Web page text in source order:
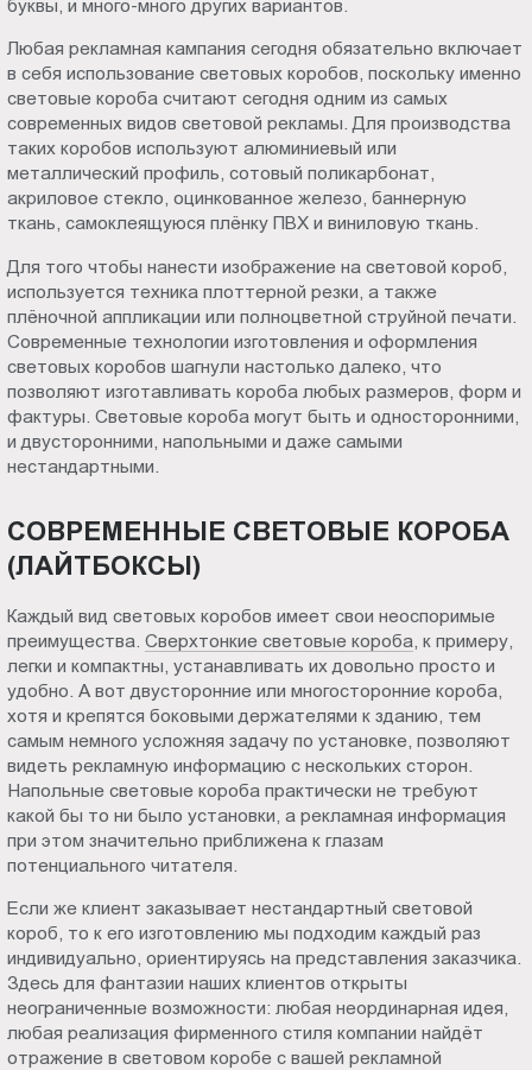
буквы, и много-много других вариантов.
Любая рекламная кампания сегодня обязательно включает
в себя использование световых коробов, поскольку именно
световые короба считают сегодня одним из самых
современных видов световой рекламы. Для производства
таких коробов используют алюминиевый или
металлический профиль, сотовый поликарбонат,
акриловое стекло, оцинкованное железо, баннерную
ткань, самоклеящуюся плёнку ПВХ и виниловую ткань.
Для того чтобы нанести изображение на световой короб,
используется техника плоттерной резки, а также
плёночной аппликации или полноцветной струйной печати.
Современные технологии изготовления и оформления
световых коробов шагнули настолько далеко, что
позволяют изготавливать короба любых размеров, форм и
фактуры. Световые короба могут быть и односторонними,
и двусторонними, напольными и даже самыми
нестандартными.
СОВРЕМЕННЫЕ СВЕТОВЫЕ КОРОБА
(ЛАЙТБОКСЫ)
Каждый вид световых коробов имеет свои неоспоримые
преимущества.Сверхтонкие световые короба , к примеру,
легки и компактны, устанавливать их довольно просто и
удобно. А вот двусторонние или многосторонние короба,
хотя и крепятся боковыми держателями к зданию, тем
самым немного усложняя задачу по установке, позволяют
видеть рекламную информацию с нескольких сторон.
Напольные световые короба практически не требуют
какой бы то ни было установки, а рекламная информация
при этом значительно приближена к глазам
потенциального читателя.
Если же клиент заказывает нестандартный световой
короб, то к его изготовлению мы подходим каждый раз
индивидуально, ориентируясь на представления заказчика.
Здесь для фантазии наших клиентов открыты
неограниченные возможности: любая неординарная идея,
любая реализация фирменного стиля компании найдёт
отражение в световом коробе с вашей рекламной
Пт.:
9.00-
18.00
Сб.,
Вс.:
выходной